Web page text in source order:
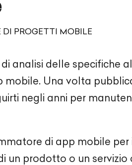
DI PROGETTI MOBILE
analisi delle specifiche
mobile. Una volta
negli anni per
di app mobile per
un prodotto o un servizio